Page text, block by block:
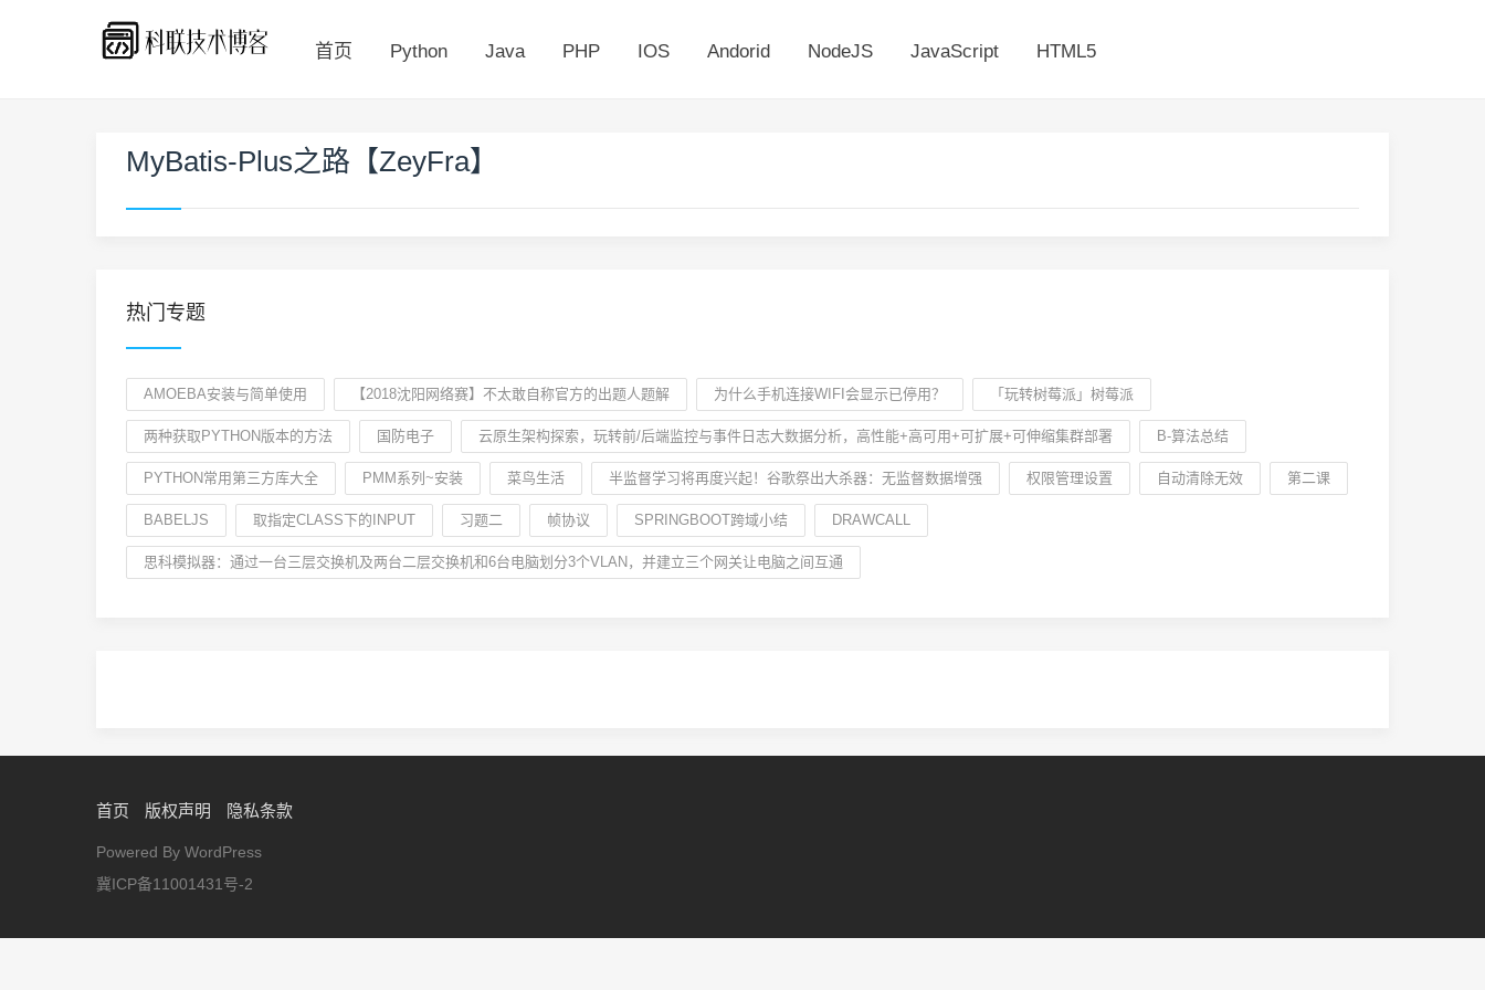
首页 Python Java PHP IOS Andorid NodeJS JavaScript HTML5
MyBatis-Plus之路【ZeyFra】
热门专题
AMOEBA安装与简单使用 【2018沈阳网络赛】不太敢自称官方的出题人题解 为什么手机连接WIFI会显示已停用？ 「玩转树莓派」树莓派
两种获取PYTHON版本的方法 国防电子 云原生架构探索，玩转前/后端监控与事件日志大数据分析，高性能+高可用+可扩展+可伸缩集群部署 B-算法总结
PYTHON常用第三方库大全 PMM系列~安装 菜鸟生活 半监督学习将再度兴起！谷歌祭出大杀器：无监督数据增强 权限管理设置 自动清除无效 第二课
BABELJS 取指定CLASS下的INPUT 习题二 帧协议 SPRINGBOOT跨域小结 DRAWCALL
思科模拟器：通过一台三层交换机及两台二层交换机和6台电脑划分3个VLAN，并建立三个网关让电脑之间互通
首页 版权声明 隐私条款
Powered By WordPress
冀ICP备11001431号-2